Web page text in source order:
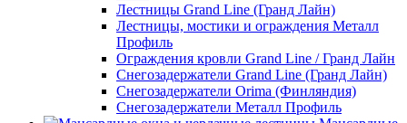
Лестницы Grand Line (Гранд Лайн)
Лестницы, мостики и ограждения Металл
Профиль
Ограждения кровли Grand Line / Гранд Лайн
Снегозадержатели Grand Line (Гранд Лайн)
Снегозадержатели Orima (Финляндия)
Снегозадержатели Металл Профиль